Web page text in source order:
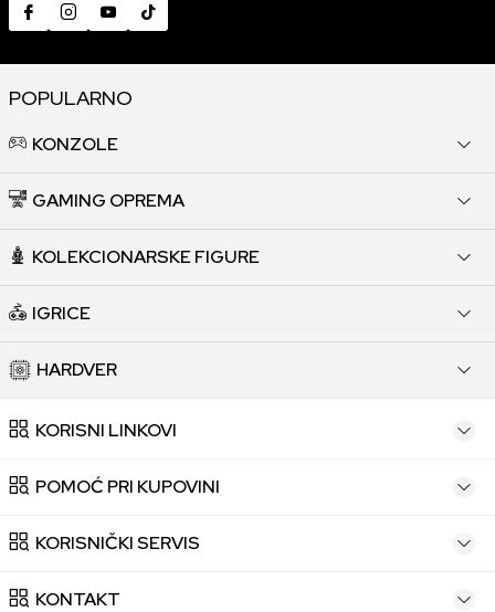
POPULARNO
KONZOLE
GAMING OPREMA
KOLEKCIONARSKE FIGURE
IGRICE
HARDVER
KORISNI LINKOVI
POMOĆ PRI KUPOVINI
KORISNIČKI SERVIS
KONTAKT